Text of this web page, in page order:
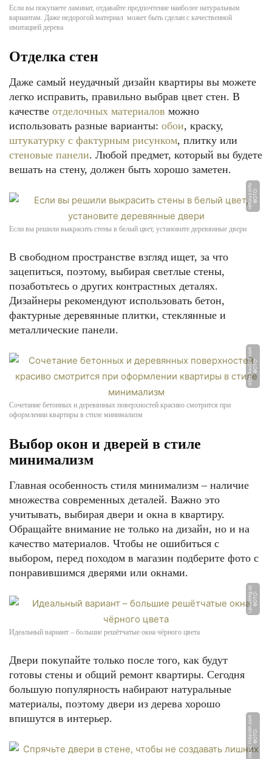
Если вы покупаете ламинат, отдавайте предпочтение наиболее натуральным
вариантам. Даже недорогой материал может быть сделан с качественной
имитацией дерева
Отделка стен
Даже самый неудачный дизайн квартиры вы можете
легко исправить, правильно выбрав цвет стен. В
качестве отделочных материалов можно
использовать разные варианты: обои, краску,
штукатурку с фактурным рисунком, плитку или
стеновые панели. Любой предмет, который вы будете
вешать на стену, должен быть хорошо заметен.
Ф
О
Т
О:
r
e
h
o
u
z.i
n
f
o
Если вы решили выкрасить стены в белый цвет, установите деревянные двери
В свободном пространстве взгляд ищет, за что
зацепиться, поэтому, выбирая светлые стены,
позаботьтесь о других контрастных деталях.
Дизайнеры рекомендуют использовать бетон,
фактурные деревянные плитки, стеклянные и
металлические панели.
Ф
О
Т
О:
o
t
d
el
k
a
s
t
e
n.
c
o
m
Сочетание бетонных и деревянных поверхностей красиво смотрится при
оформлении квартиры в стиле минимализм
Выбор окон и дверей в стиле
минимализм
Главная особенность стиля минимализм – наличие
множества современных деталей. Важно это
учитывать, выбирая двери и окна в квартиру.
Обращайте внимание не только на дизайн, но и на
качество материалов. Чтобы не ошибиться с
выбором, перед походом в магазин подберите фото с
понравившимся дверями или окнами.
Ф
О
Т
О:
i.
p
o
s
ti
m
g.
c
c
Идеальный вариант – большие решётчатые окна чёрного цвета
Двери покупайте только после того, как будут
готовы стены и общий ремонт квартиры. Сегодня
большую популярность набирают натуральные
материалы, поэтому двери из дерева хорошо
впишутся в интерьер.
Ф
О
Т
О:
s
t
a
ti
c.
til
d
a
c
d
n.
c
o
m